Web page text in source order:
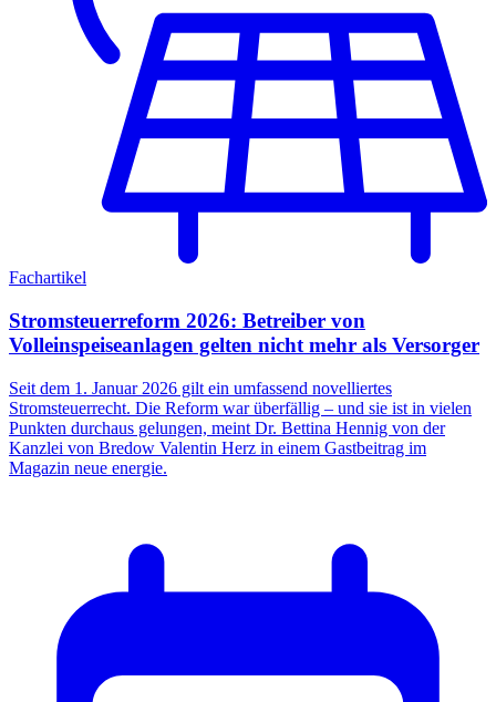
Fachartikel
Stromsteuerreform 2026: Betreiber von
Volleinspeiseanlagen gelten nicht mehr als Versorger
Seit dem 1. Januar 2026 gilt ein umfassend novelliertes
Stromsteuerrecht. Die Reform war überfällig – und sie ist in vielen
Punkten durchaus gelungen, meint Dr. Bettina Hennig von der
Kanzlei von Bredow Valentin Herz in einem Gastbeitrag im
Magazin neue energie.